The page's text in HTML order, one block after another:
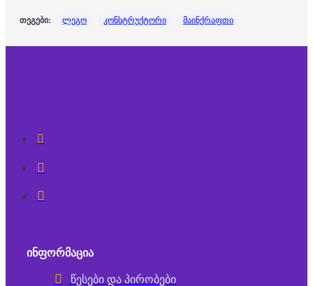
თეგები: ლეგო კონსტრუქტორი მაინქრაფთი
ᲘᲜᲤᲝᲠᲛᲐᲪᲘᲐ
წესები და პირობები